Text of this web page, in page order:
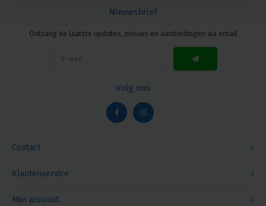
Contact
Nieuwsbrief
Ontvang de laatste updates, nieuws en aanbiedingen via email
Volg ons
Klantenservice
Mijn account